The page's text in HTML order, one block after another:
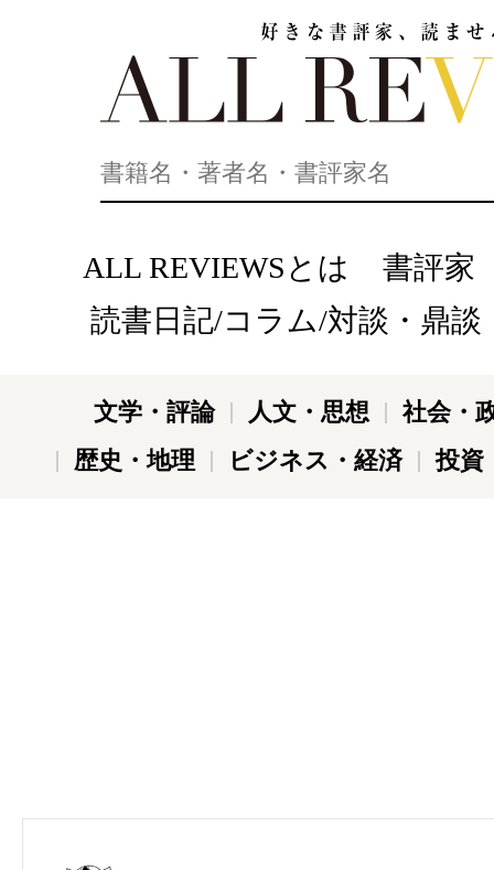
ALL REVIEWSとは
書評家
読書日記/コラム/対談・鼎談
文学・評論 人文・思想
社会・
歴史・地理
ビジネス・経済 投資